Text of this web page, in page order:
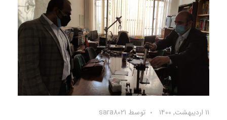
۱۱ اردیبهشت, ۱۴۰۰ توسط sara8021